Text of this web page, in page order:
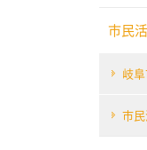
市民
岐
市